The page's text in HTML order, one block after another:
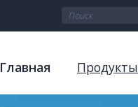
Главная Продукты